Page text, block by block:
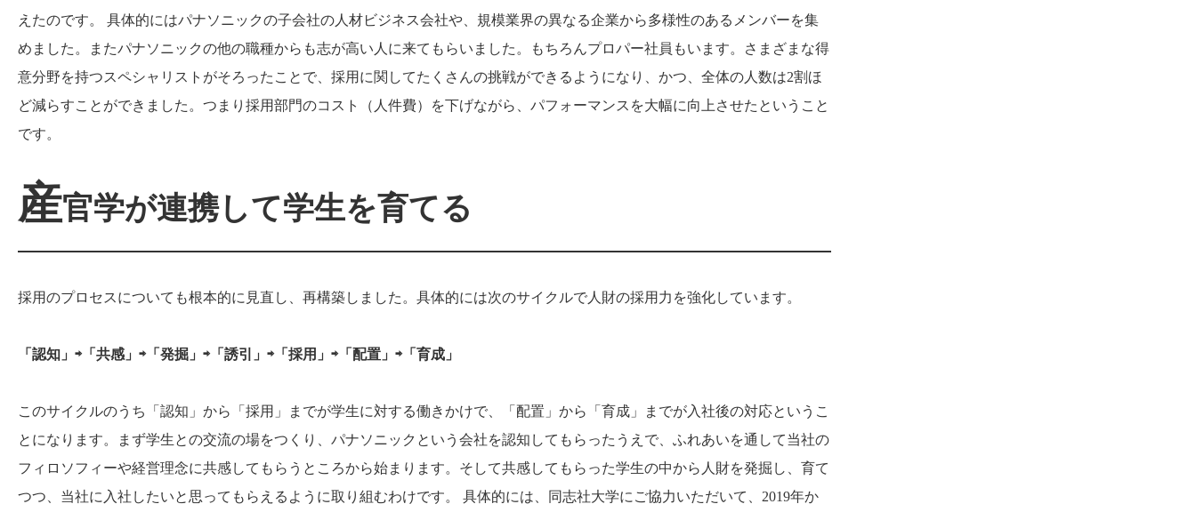
えたのです。 具体的にはパナソニックの子会社の人材ビジネス会社や、規模業界の異なる企業から多様性のあるメンバーを集
めました。またパナソニックの他の職種からも志が高い人に来てもらいました。もちろんプロパー社員もいます。さまざまな得
意分野を持つスペシャリストがそろったことで、採用に関してたくさんの挑戦ができるようになり、かつ、全体の人数は2割ほ
ど減らすことができました。つまり採用部門のコスト（人件費）を下げながら、パフォーマンスを大幅に向上させたということ
です。
産官学が連携して学生を育てる
採用のプロセスについても根本的に見直し、再構築しました。具体的には次のサイクルで人財の採用力を強化しています。
「認知」⇨「共感」⇨「発掘」⇨「誘引」⇨「採用」⇨「配置」⇨「育成」
このサイクルのうち「認知」から「採用」までが学生に対する働きかけで、「配置」から「育成」までが入社後の対応というこ
とになります。まず学生との交流の場をつくり、パナソニックという会社を認知してもらったうえで、ふれあいを通して当社の
フィロソフィーや経営理念に共感してもらうところから始まります。そして共感してもらった学生の中から人財を発掘し、育て
つつ、当社に入社したいと思ってもらえるように取り組むわけです。 具体的には、同志社大学にご協力いただいて、 2019年か